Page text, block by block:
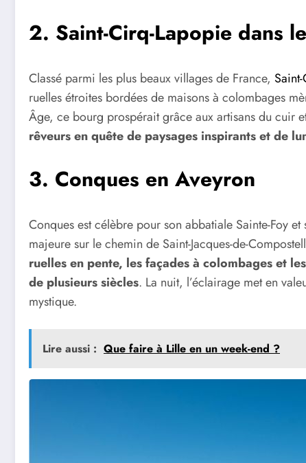
2. Saint-Cirq-Lapopie dans
Classé parmi les plus beaux villages de France,
ruelles étroites bordées de maisons à colombages
Âge, ce bourg prospérait grâce aux artisans du cuir
rêveurs en quête de paysages inspirants et de
3. Conques en Aveyron
Conques est célèbre pour son abbatiale Sainte-Foy
majeure sur le chemin de Saint-Jacques-de-
ruelles en pente, les façades à colombages et
de plusieurs siècles. La nuit, l’éclairage met en
mystique.
Lire aussi : Que faire à Lille en un week-end ?